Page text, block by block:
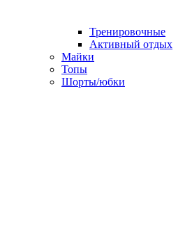
Тренировочные
Активный отдых
Майки
Топы
Шорты/юбки